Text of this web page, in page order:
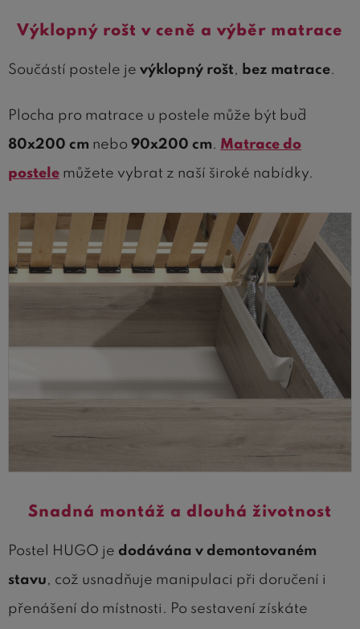
Výklopný rošt v ceně a výběr matrace
Součástí postele je výklopný rošt, bez matrace.
Plocha pro matrace u postele může být buď
80x200 cm nebo 90x200 cm. Matrace do
postele můžete vybrat z naší široké nabídky.
Snadná montáž a dlouhá životnost
Postel HUGO je dodávána v demontovaném
stavu, což usnadňuje manipulaci při doručení i
přenášení do místnosti. Po sestavení získáte